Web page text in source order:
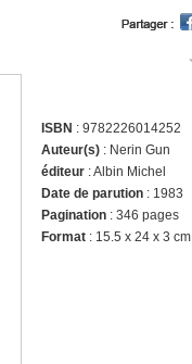
ISBN : 9782226014252
Auteur(s) : Nerin Gun
éditeur : Albin Michel
Date de parution : 1983
Pagination : 346 pages
Format : 15.5 x 24 x 3 cm